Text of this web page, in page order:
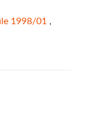
1998/01 ,